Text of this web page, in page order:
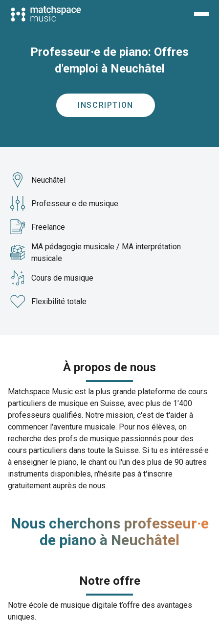
Professeur·e de piano: Offres
d'emploi à Neuchâtel
INSCRIPTION
Neuchâtel
Professeur·e de musique
Freelance
MA pédagogie musicale / MA interprétation
musicale
Cours de musique
Flexibilité totale
À propos de nous
Matchspace Music est la plus grande plateforme de cours
particuliers de musique en Suisse, avec plus de 1'400
professeurs qualifiés. Notre mission, c'est de t'aider à
commencer l'aventure musicale. Pour nos élèves, on
recherche des profs de musique passionnés pour des
cours particuliers dans toute la Suisse. Si tu es intéressé·e
à enseigner le piano, le chant ou l'un des plus de 90 autres
instruments disponibles, n'hésite pas à t'inscrire
gratuitement auprès de nous.
Nous cherchons professeur·e
de piano à Neuchâtel
Notre offre
Notre école de musique digitale t’offre des avantages
uniques.